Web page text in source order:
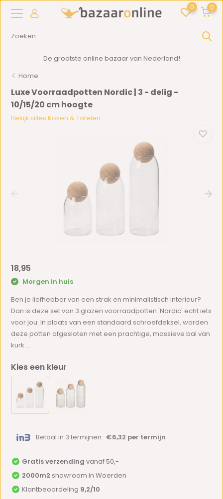
0 0
De grootste online bazaar van Nederland!
Home
Luxe Voorraadpotten Nordic | 3 - delig -
10/15/20 cm hoogte
Bekijk alles Koken & Tafelen
18,95
Morgen in huis
Ben je liefhebber van een strak en minimalistisch interieur?
Dan is deze set van 3 glazen voorraadpotten 'Nordic' echt iets
voor jou. In plaats van een standaard schroefdeksel, worden
deze potten afgesloten met een prachtige, massieve bal van
kurk....
Kies een kleur
Betaal in 3 termijnen: €6,32 per termijn
Gratis verzending vanaf 50,-
2000m2 showroom in Woerden
Klantbeoordeling 9,2/10